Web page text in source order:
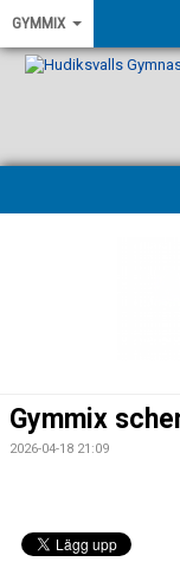
GYMMIX
KONTAKT
DOKUMENT
Gymmix
2026-04-18 21:09